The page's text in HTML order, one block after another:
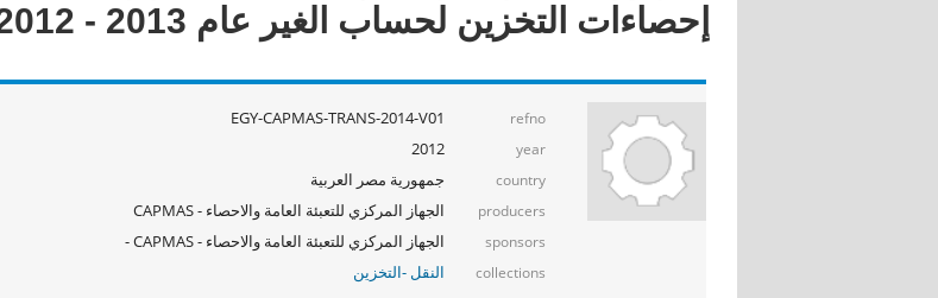
إحصاءات التخزين لحساب الغير عام 2013 - 2012
refno
EGY-CAPMAS-TRANS-2014-V01
year
2012
country جمهورية مصر العربية
producers الجهاز المركزي للتعبئة العامة والاحصاء - CAPMAS
sponsors الجهاز المركزي للتعبئة العامة والاحصاء - CAPMAS -
collections النقل -التخزين